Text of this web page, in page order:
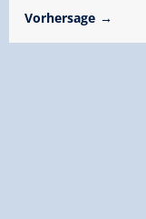
Vorhersage